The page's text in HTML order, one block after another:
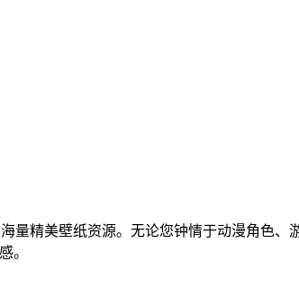
量精美壁纸资源。无论您钟情于动漫角色
。